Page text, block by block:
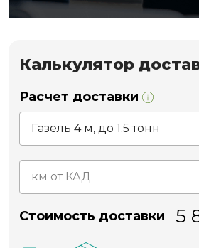
Калькулятор
Расчет доставки
Стоимость доставки 5